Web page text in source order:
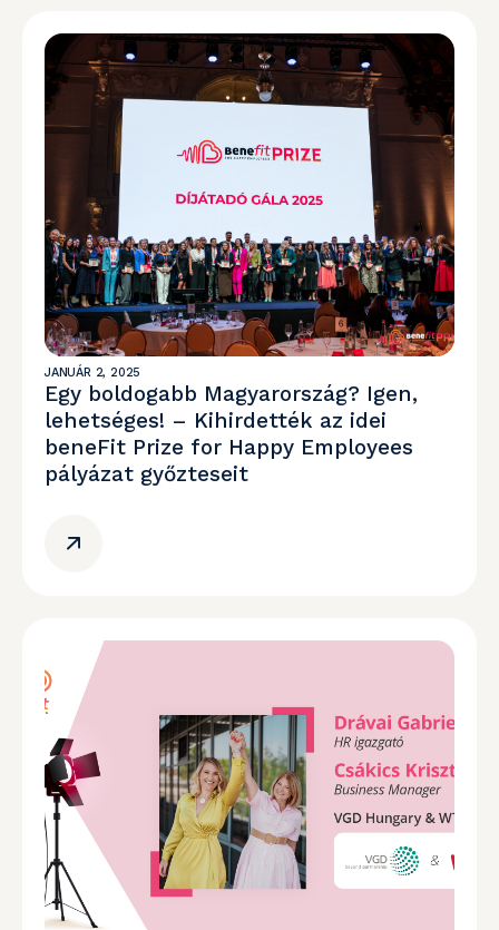
JANUÁR 2, 2025
Egy boldogabb Magyarország? Igen,
lehetséges! – Kihirdették az idei
beneFit Prize for Happy Employees
pályázat győzteseit